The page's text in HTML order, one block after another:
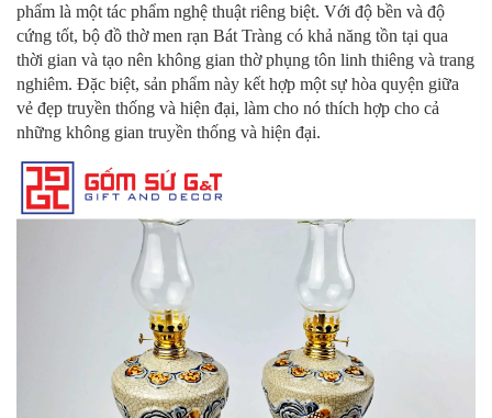
phẩm là một tác phẩm nghệ thuật riêng biệt. Với độ bền và độ
cứng tốt, bộ đồ thờ men rạn Bát Tràng có khả năng tồn tại qua
thời gian và tạo nên không gian thờ phụng tôn linh thiêng và trang
nghiêm. Đặc biệt, sản phẩm này kết hợp một sự hòa quyện giữa
vẻ đẹp truyền thống và hiện đại, làm cho nó thích hợp cho cả
những không gian truyền thống và hiện đại.